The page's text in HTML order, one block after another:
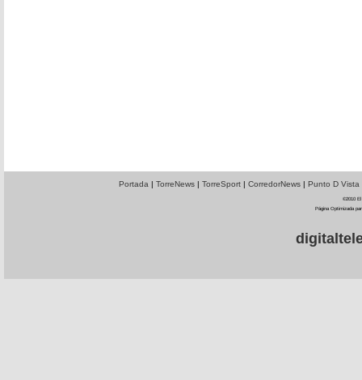
Portada | TorreNews| TorreSport| CorredorNews| Punto D Vista
©2010 El
Página Optimizada